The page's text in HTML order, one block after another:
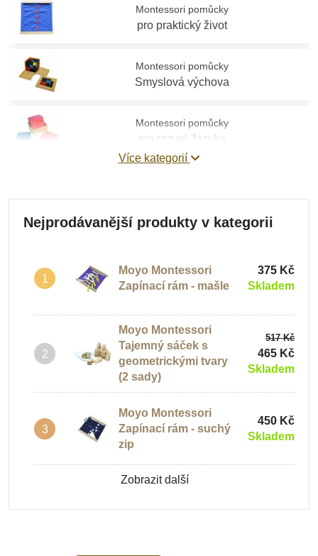
Montessori pomůcky
pro praktický život
Montessori pomůcky
Smyslová výchova
Montessori pomůcky
pro rozvoj Jazyka
Montessori pomůcky
Montessori pomůcky
Kosmická výchova
Montessori pomůcky
tácy, puzzle a ostatní
Montessori Nábytek
Více kategorií
Nejprodávanější produkty v kategorii
1
Moyo Montessori
Zapínací rám - mašle
375 Kč
Skladem
2
Moyo Montessori
Tajemný sáček s
geometrickými tvary
(2 sady)
517 Kč
465 Kč
Skladem
3
Moyo Montessori
Zapínací rám - suchý
zip
450 Kč
Skladem
Zobrazit další